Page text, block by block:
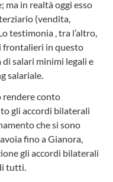
in realtà oggi esso
(vendita,
testimonia , tra l’altro,
frontalieri in questo
di salari minimi legali e
salariale.
rendere conto
gli accordi bilaterali
che si sono
fino a Gianora,
gli accordi bilaterali
tutti.